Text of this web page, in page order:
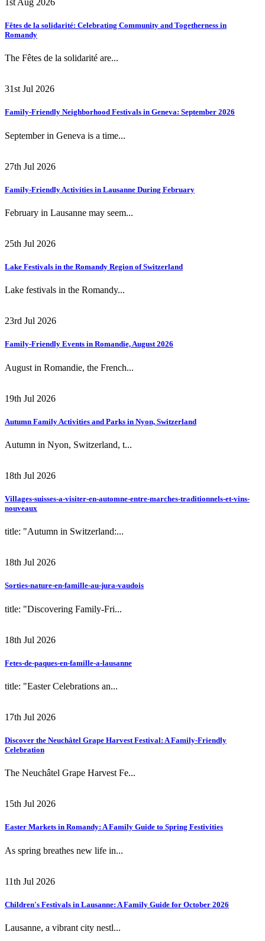
Fêtes de la solidarité: Celebrating Community and Togetherness in
Romandy
The Fêtes de la solidarité are...
31st Jul 2026
Family-Friendly Neighborhood Festivals in Geneva: September 2026
September in Geneva is a time...
27th Jul 2026
Family-Friendly Activities in Lausanne During February
February in Lausanne may seem...
25th Jul 2026
Lake Festivals in the Romandy Region of Switzerland
Lake festivals in the Romandy...
23rd Jul 2026
Family-Friendly Events in Romandie, August 2026
August in Romandie, the French...
19th Jul 2026
Autumn Family Activities and Parks in Nyon, Switzerland
Autumn in Nyon, Switzerland, t...
18th Jul 2026
Villages-suisses-a-visiter-en-automne-entre-marches-traditionnels-et-vins-
nouveaux
title: "Autumn in Switzerland:...
18th Jul 2026
Sorties-nature-en-famille-au-jura-vaudois
title: "Discovering Family-Fri...
18th Jul 2026
Fetes-de-paques-en-famille-a-lausanne
title: "Easter Celebrations an...
17th Jul 2026
Discover the Neuchâtel Grape Harvest Festival: A Family-Friendly
Celebration
The Neuchâtel Grape Harvest Fe...
15th Jul 2026
Easter Markets in Romandy: A Family Guide to Spring Festivities
As spring breathes new life in...
11th Jul 2026
Children's Festivals in Lausanne: A Family Guide for October 2026
Lausanne, a vibrant city nestl...